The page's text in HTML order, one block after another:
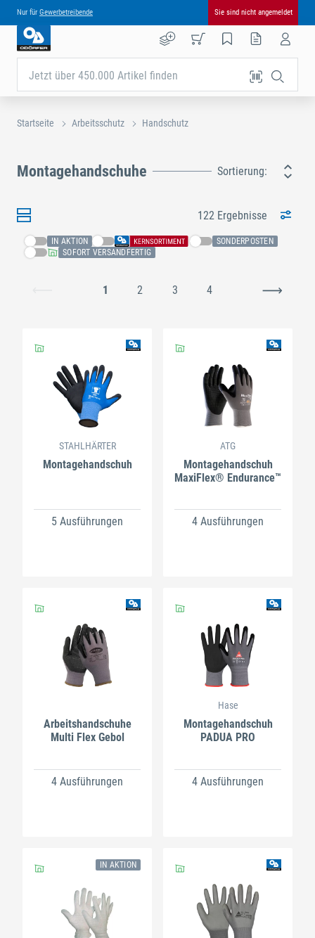
Nur für Gewerbetreibende Sie sind nicht angemeldet
Jetzt über 450.000 Artikel finden
Startseite Arbeitsschutz Handschutz
Montagehandschuhe Sortierung:
122 Ergebnisse
IN AKTION
SONDERPOSTEN
SOFORT VERSANDFERTIG
1 2 3 4
STAHLHÄRTER
Montagehandschuh
5 Ausführungen
ATG
Montagehandschuh
MaxiFlex® Endurance™
4 Ausführungen
Arbeitshandschuhe
Multi Flex Gebol
4 Ausführungen
Hase
Montagehandschuh
PADUA PRO
4 Ausführungen
IN AKTION